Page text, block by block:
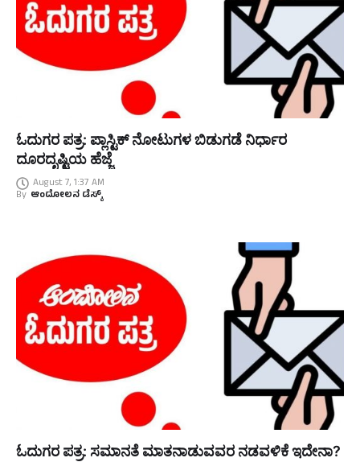
ಓದುಗರ ಪತ್ರ: ಪ್ಲಾಸ್ಟಿಕ್ ನೋಟುಗಳ ಬಿಡುಗಡೆ ನಿರ್ಧಾರ
ದೂರದೃಷ್ಟಿಯ ಹೆಜ್ಜೆ
August 7, 1:37 AM
By ಆಂದೋಲನ ಡೆಸ್ಕ್
ಓದುಗರ ಪತ್ರ: ಸಮಾನತೆ ಮಾತನಾಡುವವರ ನಡವಳಿಕೆ ಇದೇನಾ?